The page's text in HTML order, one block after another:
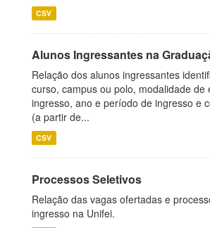
CSV
Alunos Ingressantes na
Relação dos alunos ingressantes
curso, campus ou polo, modalidade de
ingresso, ano e período de ingresso e
(a partir de...
CSV
Processos Seletivos
Relação das vagas ofertadas e
ingresso na Unifei.